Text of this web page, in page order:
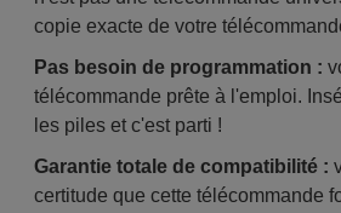
copie exacte de votre
Pas besoin de programmation :
télécommande prête à l'emploi.
les piles et c'est parti !
Garantie totale de compatibilité :
certitude que cette télécommande